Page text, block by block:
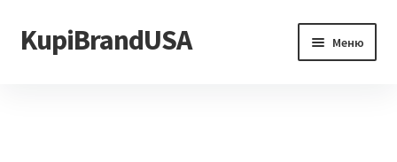
Перейти
к
Перейти
к
KupiBrandUSA Меню